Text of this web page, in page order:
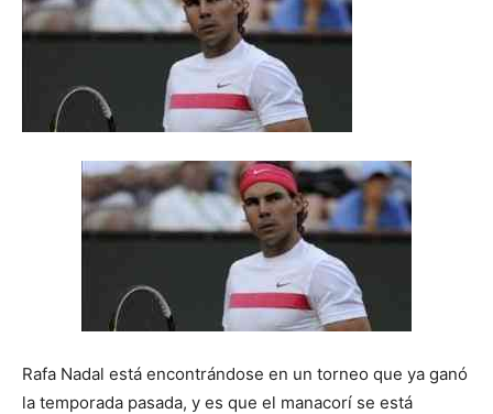
Rafa Nadal está encontrándose en un torneo que ya ganó
la temporada pasada, y es que el manacorí se está